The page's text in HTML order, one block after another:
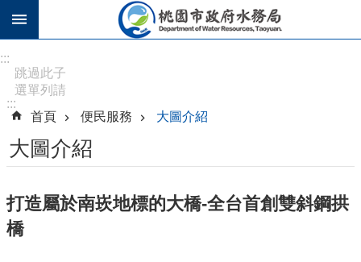
跳到主要內容區塊
階
搜
尋
息
公
:::
跳過此子
選單列請
[Enter]，
繼續則按
[Tab]
:::
首頁
便民服務 大圖介紹
大圖介紹
打造屬於南崁地標的大橋-全台首創雙斜鋼拱
橋